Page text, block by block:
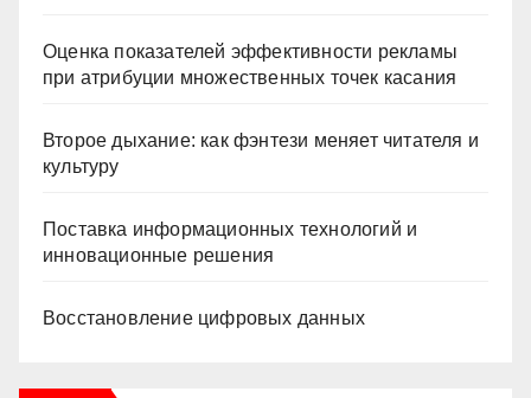
Оценка показателей эффективности рекламы
при атрибуции множественных точек касания
Второе дыхание: как фэнтези меняет читателя и
культуру
Поставка информационных технологий и
инновационные решения
Восстановление цифровых данных